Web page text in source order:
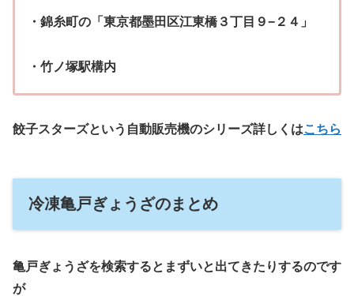
・錦糸町の「東京都墨田区江東橋３丁目９−２４」
・竹ノ塚駅構内
餃子スターズという自動販売機のシリーズ詳しくはこちら
冷凍亀戸ぎょうざのまとめ
亀戸ぎょうざを検索するとまずいと出てきたりするのです
が